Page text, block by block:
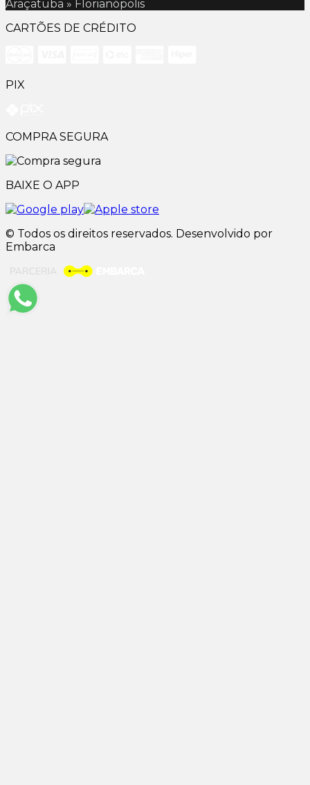
Araçatuba » Florianópolis
CARTÕES DE CRÉDITO
PIX
COMPRA SEGURA
BAIXE O APP
© Todos os direitos reservados. Desenvolvido por
Embarca